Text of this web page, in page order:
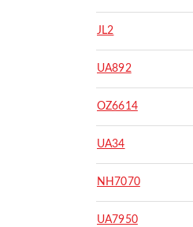
JL2
UA892
OZ6614
UA34
NH7070
UA7950